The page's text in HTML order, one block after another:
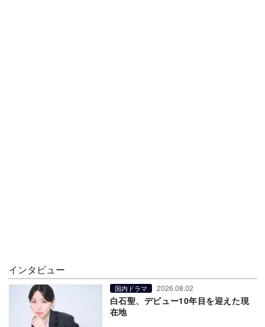
インタビュー
国内ドラマ 2026.08.02
白石聖、デビュー10年目を迎えた現
在地